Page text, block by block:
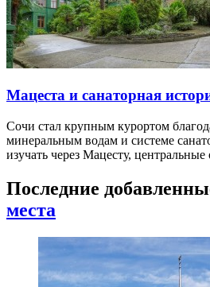
Мацеста и санаторная
Сочи стал крупным курортом
минеральным водам и системе
изучать через Мацесту,
Последние
места